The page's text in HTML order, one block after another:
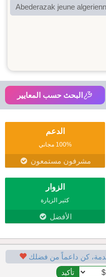
Abederazak jeune
البحث حسب المعايير
الدعم
100% مجاني
مشرفون مستمعون
الزوار
كثير الزيارة
الأفضل
كن داعماً من فضلك